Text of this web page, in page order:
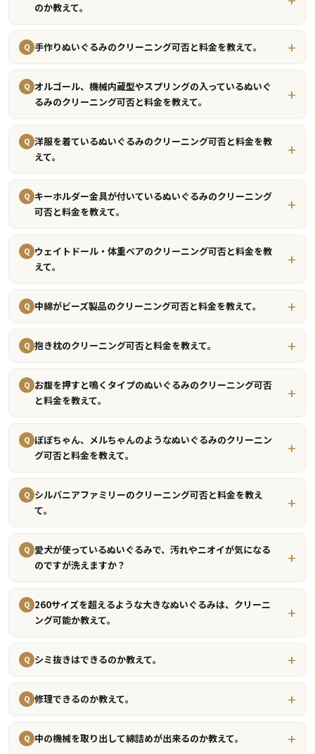
のか教えて。
Q 手作りぬいぐるみのクリーニング可否と料金を教えて。
Q オルゴール、機械内蔵型やスプリングの入っているぬいぐ
るみのクリーニング可否と料金を教えて。
Q 洋服を着ているぬいぐるみのクリーニング可否と料金を教
えて。
Q キーホルダー金具が付いているぬいぐるみのクリーニング
可否と料金を教えて。
Q ウェイトドール・体重ベアのクリーニング可否と料金を教
えて。
Q 中綿がビーズ製品のクリーニング可否と料金を教えて。
Q 抱き枕のクリーニング可否と料金を教えて。
Q お腹を押すと鳴くタイプのぬいぐるみのクリーニング可否
と料金を教えて。
Q ぽぽちゃん、メルちゃんのようなぬいぐるみのクリーニン
グ可否と料金を教えて。
Q シルバニアファミリーのクリーニング可否と料金を教え
て。
Q 愛犬が使っているぬいぐるみで、汚れやニオイが気になる
のですが洗えますか？
Q 260サイズを超えるような大きなぬいぐるみは、クリーニ
ング可能か教えて。
Q シミ抜きはできるのか教えて。
Q 修理できるのか教えて。
Q 中の機械を取り出して綿詰めが出来るのか教えて。